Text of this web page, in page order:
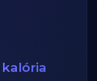
kalória